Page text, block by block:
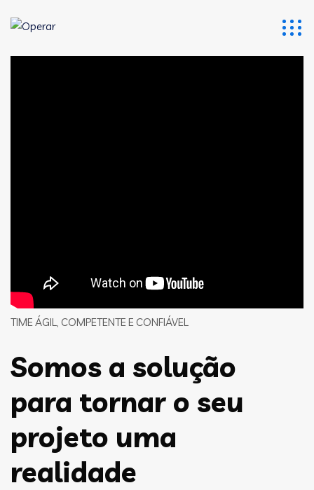
TIME ÁGIL, COMPETENTE E CONFIÁVEL
Somos a solução
para tornar o seu
projeto uma
realidade